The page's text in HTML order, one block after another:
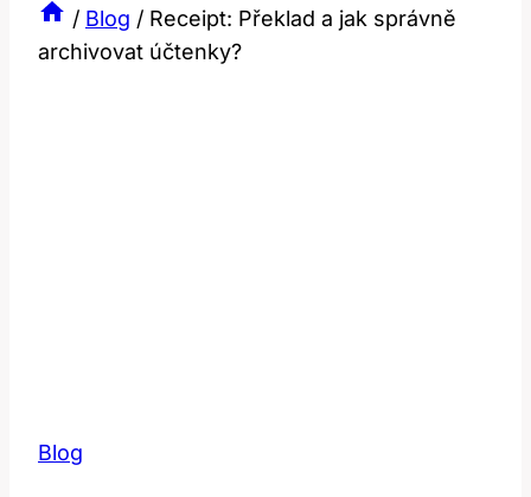
/ Blog / Receipt: Překlad a jak správně
archivovat účtenky?
Blog